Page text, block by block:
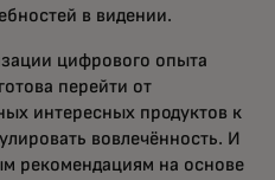
в видении.
цифрового опыта
перейти от
интересных продуктов к
вовлечённость. И
рекомендациям на основе